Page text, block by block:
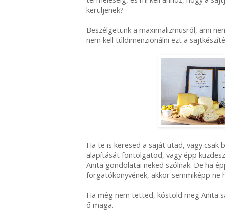
kerüljenek?
Beszélgetünk a maximalizmusról, ami
nem kell túldimenzionálni ezt a
Ha te is keresed a saját utad, vagy csak
alapítását fontolgatod, vagy épp
Anita gondolatai neked szólnak. De ha
forgatókönyvének, akkor semmiképp ne
Ha még nem tetted, kóstold meg Anita
ő maga.